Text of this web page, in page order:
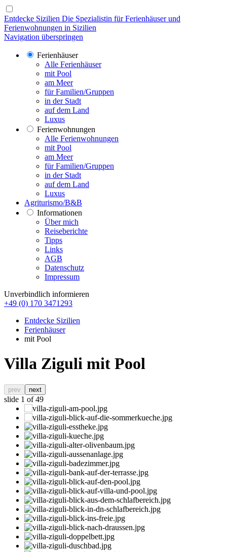
Entdecke Sizilien Die Spezialistin für Ferienhäuser und
Ferienwohnungen in Sizilien
Navigation überspringen
Ferienhäuser
Alle Ferienhäuser
mit Pool
am Meer
für Familien/Gruppen
in der Stadt
auf dem Land
Luxus
Ferienwohnungen
Alle Ferienwohnungen
mit Pool
am Meer
für Familien/Gruppen
in der Stadt
auf dem Land
Luxus
Agriturismo/B&B
Informationen
Über mich
Reiseberichte
Tipps
Links
AGB
Datenschutz
Impressum
Unverbindlich informieren
+49 (0) 170 3471293
Entdecke Sizilien
Ferienhäuser
mit Pool
Villa Ziguli mit Pool
prev next
slide 1 of 49